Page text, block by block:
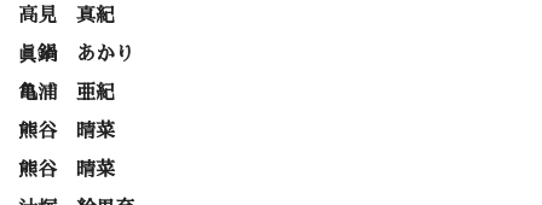
高見 真紀
眞鍋 あかり
亀浦 亜紀
熊谷 晴菜
熊谷 晴菜